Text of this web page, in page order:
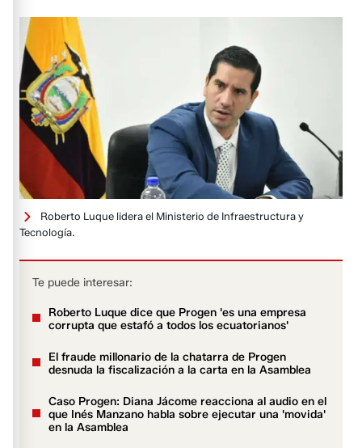
Roberto Luque lidera el Ministerio de Infraestructura y
Tecnología.
Te puede interesar:
Roberto Luque dice que Progen 'es una empresa
corrupta que estafó a todos los ecuatorianos'
El fraude millonario de la chatarra de Progen
desnuda la fiscalización a la carta en la Asamblea
Caso Progen: Diana Jácome reacciona al audio en el
que Inés Manzano habla sobre ejecutar una 'movida'
en la Asamblea